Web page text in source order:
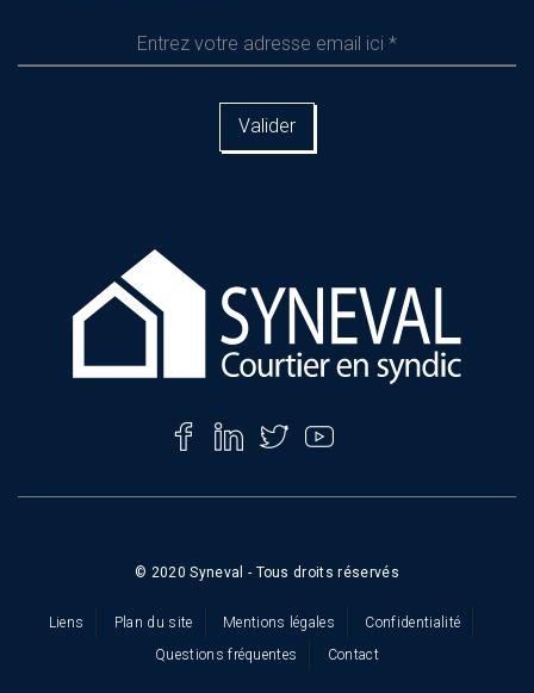
votre
ici
© 2020 Syneval - Tous droits réservés
Liens Plan du site Mentions légales
Confidentialité
Questions fréquentes
Contact